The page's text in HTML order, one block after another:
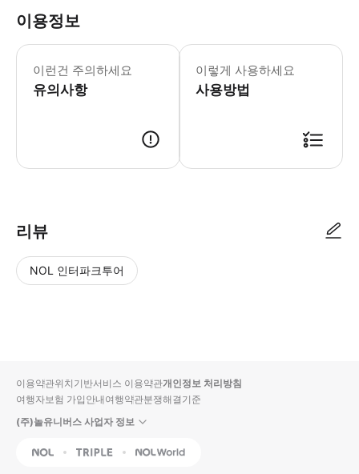
이용정보
이런건 주의하세요
유의사항
▶ 꼭 알아두세요 각 티켓은 선택한 날
이렇게 사용하세요
사용방법
리뷰
NOL 인터파크투어
입니
다.
순
상
이용약관위치기반서비스 이용약관개인정보 처리방침
여행자보험 가입안내여행약관분쟁해결기준
(주)놀유니버스 사업자 정보
NOL Triple Interpark Global